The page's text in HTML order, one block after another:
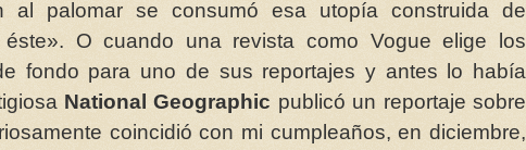
al palomar se consumó esa utopía construida de
O cuando una revista como Vogue elige los
fondo para uno de sus reportajes y antes lo había
National Geographic publicó un reportaje sobre
coincidió con mi cumpleaños, en diciembre,